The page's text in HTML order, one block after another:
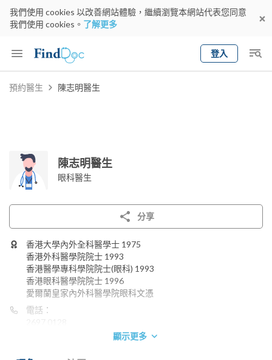
我們使用 cookies 以改善網站體驗，繼續瀏覽本網站代表您同意
我們使用 cookies。 了解更多
登入
Keyword
預約醫生 陳志明醫生
陳志明醫生
眼科醫生
分享
香港大學內外全科醫學士 1975
香港外科醫學院院士 1993
香港醫學專科學院院士(眼科) 1993
香港眼科醫學院院士 1996
愛爾蘭皇家內外科醫學院眼科文憑
電話：
顯示更多